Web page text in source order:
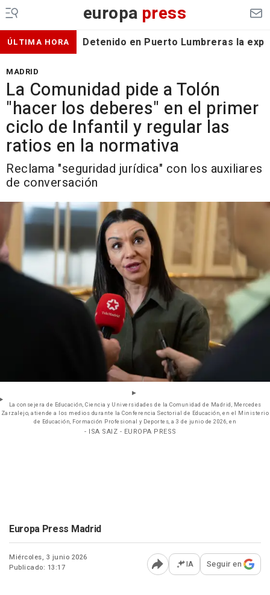
europa press
ÚLTIMA HORA Detenido en Puerto Lumbreras la
MADRID
La Comunidad pide a Tolón
"hacer los deberes" en el primer
ciclo de Infantil y regular las
ratios en la normativa
Reclama "seguridad jurídica" con los auxiliares
de conversación
La consejera de Educación, Ciencia y Universidades de la Comunidad de Madrid, Mercedes
Zarzalejo, atiende a los medios durante la Conferencia Sectorial de Educación, en el Ministerio
de Educación, Formación Profesional y Deportes, a 3 de junio de 2026, en
- ISA SAIZ - EUROPA PRESS
Europa Press Madrid
Miércoles, 3 junio 2026
Publicado: 13:17
Abrir opciones para
IA Seguir en